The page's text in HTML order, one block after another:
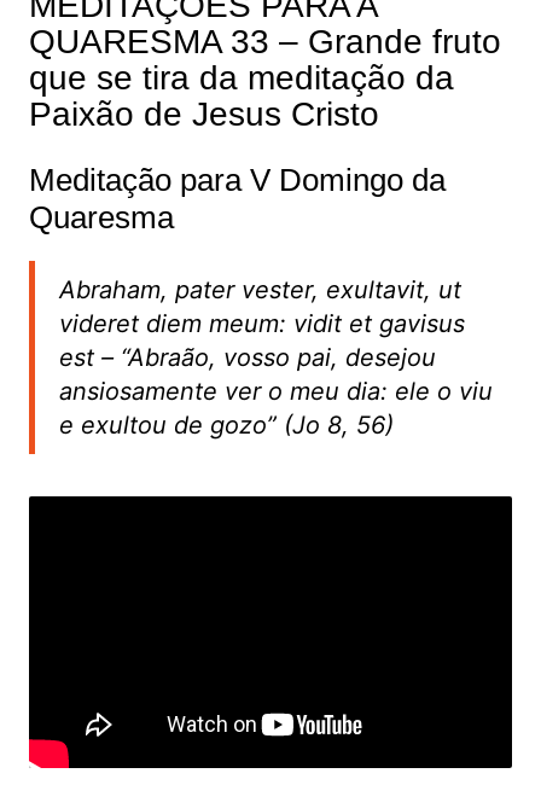
QUARESMA 33 – Grande fruto
que se tira da meditação da
Paixão de Jesus Cristo
Meditação para V Domingo da
Quaresma
Abraham, pater vester, exultavit, ut
videret diem meum: vidit et gavisus
est– “Abraão, vosso pai, desejou
ansiosamente ver o meu dia: ele o viu
e exultou de gozo” (Jo 8, 56)